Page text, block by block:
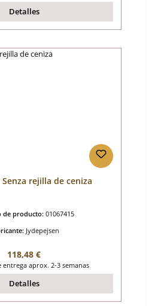
Detalles
Senza rejilla de ceniza
de producto: 01067415
Jydepejsen
Precio normal:
118,48 €
entrega aprox. 2-3 semanas
Detalles